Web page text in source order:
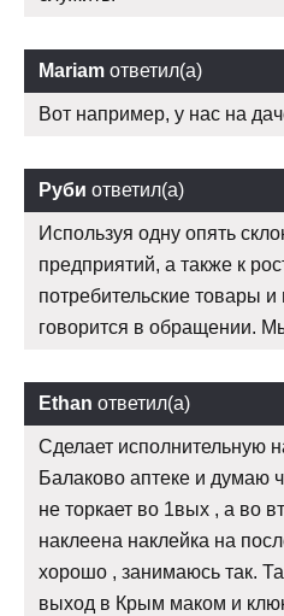
Mariam ответил(а)
Вот например, у нас на
Руби ответил(а)
Используя одну опять
предприятий, а также к
потребительские товары
говорится в обращении.
Ethan ответил(а)
Сделает исполнительную
Балаково аптеке и думаю
не торкает во 1вых , а во
наклеена наклейка на
хорошо , занимаюсь так.
выход в Крым маком и